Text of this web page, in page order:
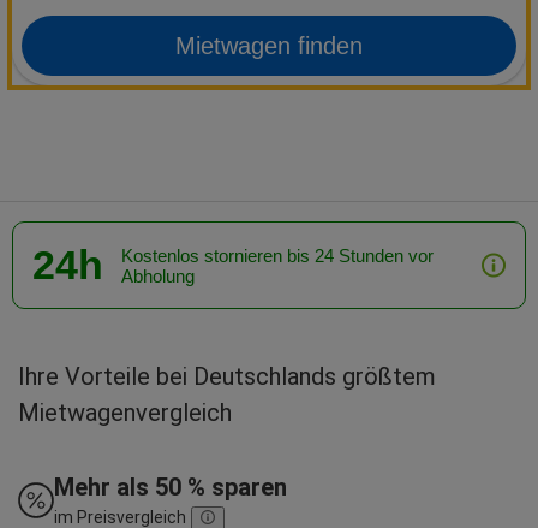
Mietwagen finden
24h
Kostenlos stornieren bis 24 Stunden vor
Abholung
Ihre Vorteile bei Deutschlands größtem
Mietwagenvergleich
Mehr als 50 % sparen
im Preisvergleich